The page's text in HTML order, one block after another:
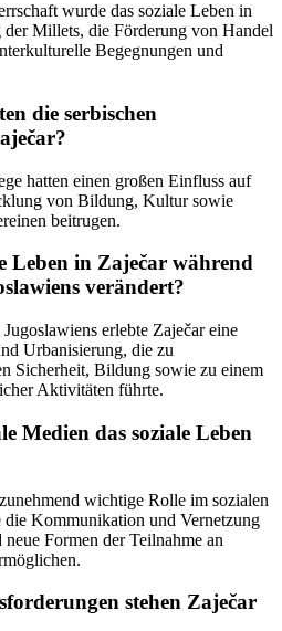
wurde das soziale Leben in
Millets, die Förderung von Handel
Begegnungen und
die serbischen
hatten einen großen Einfluss auf
von Bildung, Kultur sowie
beitrugen.
Leben in Zaječar während
verändert?
erlebte Zaječar eine
Urbanisierung, die zu
Sicherheit, Bildung sowie zu einem
Aktivitäten führte.
Medien das soziale Leben
wichtige Rolle im sozialen
die Kommunikation und Vernetzung
Formen der Teilnahme an
stehen Zaječar